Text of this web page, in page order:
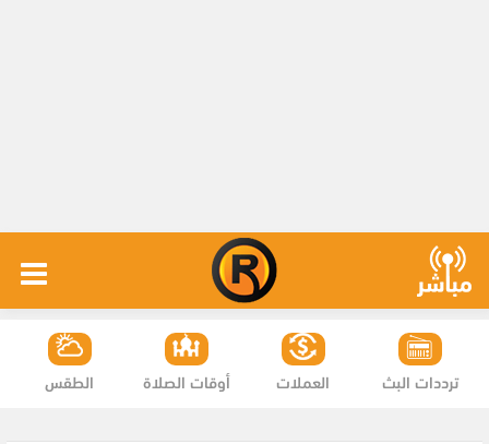
الطقس أوقات الصلاة العملات ترددات البث